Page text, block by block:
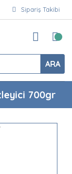
Sipariş Takibi
ARA
700gr